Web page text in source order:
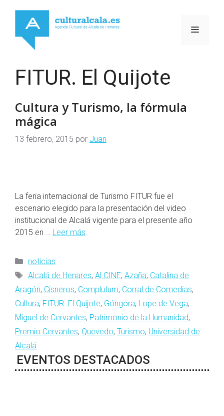
contenido
MENÚ
FITUR. El Quijote
Cultura y Turismo, la fórmula
mágica
13 febrero, 2015 por Juan
La feria internacional de Turismo FITUR fue el
escenario elegido para la presentación del video
institucional de Alcalá vigente para el presente año
2015 en … Leer más
Categorías
noticias
Etiquetas
Alcalá de Henares, ALCINE, Azaña, Catalina de
Aragón, Cisneros, Complutum, Corral de Comedias,
Cultura, FITUR. El Quijote, Góngora, Lope de Vega,
Miguel de Cervantes, Patrimonio de la Humanidad,
Premio Cervantes, Quevedo, Turismo, Universidad de
Alcalá
EVENTOS DESTACADOS